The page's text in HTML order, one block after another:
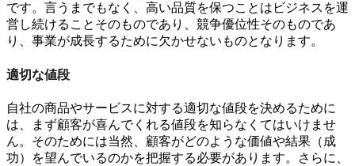
です。言うまでもなく、高い品質を保つことはビジネスを運
営し続けることそのものであり、競争優位性そのものであ
り、事業が成長するために欠かせないものとなります。
適切な値段
自社の商品やサービスに対する適切な値段を決めるために
は、まず顧客が喜んでくれる値段を知らなくてはいけませ
ん。そのためには当然、顧客がどのような価値や結果（成
功）を望んでいるのかを把握する必要があります。さらに、